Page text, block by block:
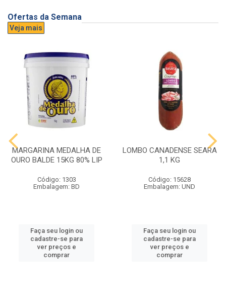
Ofertas da Semana
Veja mais
MARGARINA MEDALHA DE
OURO BALDE 15KG 80% LIP
Código: 1303
Embalagem: BD
Faça seu login ou
cadastre-se para
ver preços e
comprar
LOMBO CANADENSE SEARA
1,1 KG
Código: 15628
Embalagem: UND
Faça seu login ou
cadastre-se para
ver preços e
comprar